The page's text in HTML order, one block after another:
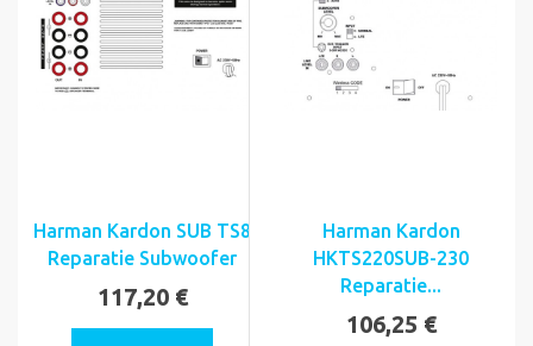
Harman Kardon SUB TS8
Reparatie Subwoofer
117,20 €
Harman Kardon
HKTS220SUB-230
Reparatie...
106,25 €